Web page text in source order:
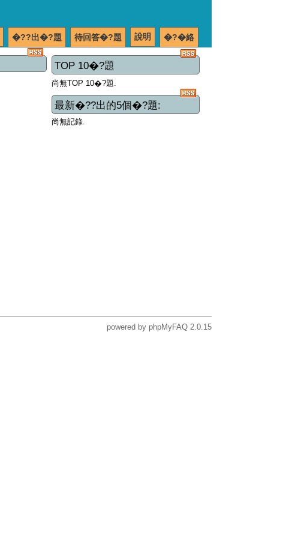
�?�絡
說明
待回答�?題
�??出�?題
TOP 10�?題
尚無TOP 10�?題.
最新�??出的5個�?題:
尚無記錄.
powered by phpMyFAQ 2.0.15